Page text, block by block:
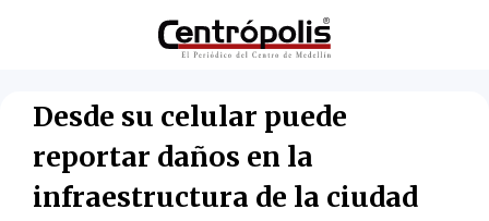
Desde su celular puede
reportar daños en la
infraestructura de la ciudad